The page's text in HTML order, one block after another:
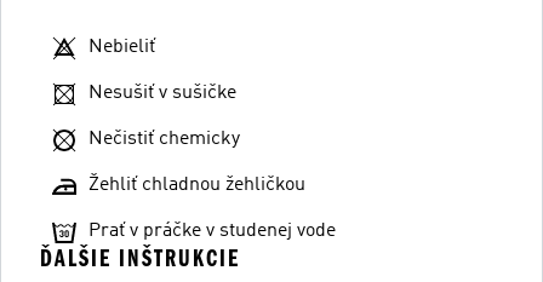
Nebieliť
Nesušiť v sušičke
Nečistiť chemicky
Žehliť chladnou žehličkou
Prať v práčke v studenej vode
ĎALŠIE INŠTRUKCIE